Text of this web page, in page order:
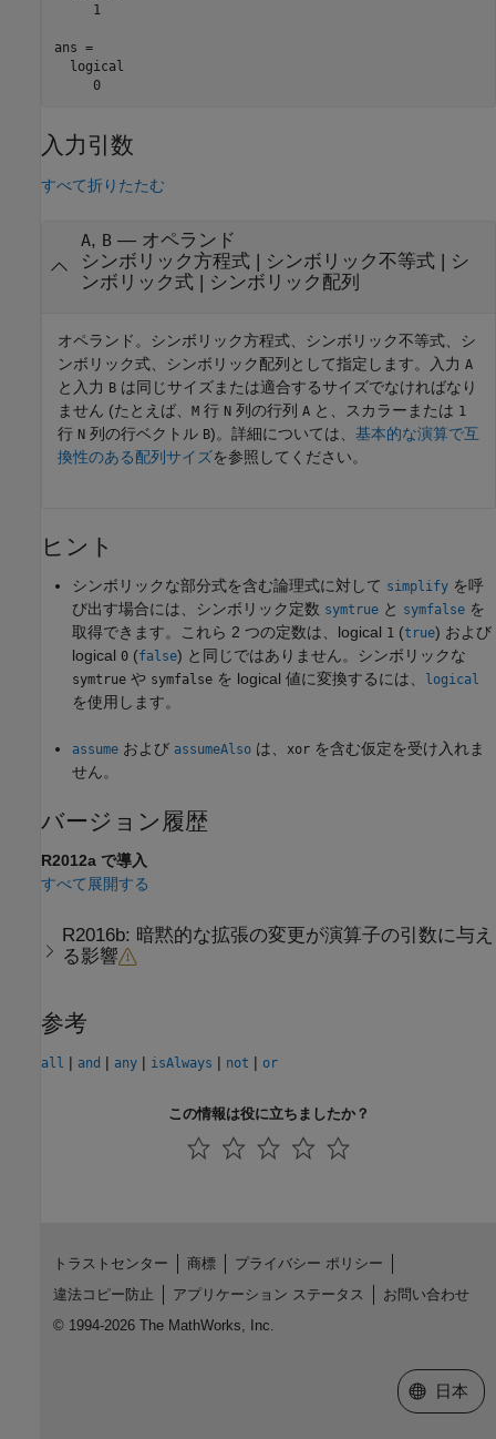
     1
ans =
  logical
     0
入力引数
すべて折りたたむ
A, B— オペランド
シンボリック方程式 | シンボリック不等式 | シ
ンボリック式 | シンボリック配列
オペランド。シンボリック方程式、シンボリック不等式、シ
ンボリック式、シンボリック配列として指定します。入力 A
と入力 B は同じサイズまたは適合するサイズでなければなり
ません (たとえば、 M 行 N 列の行列 A と、スカラーまたは 1
行 N 列の行ベクトル B)。詳細については、 基本的な演算で互
換性のある配列サイズを参照してください。
ヒント
シンボリックな部分式を含む論理式に対して simplify を呼
び出す場合には、シンボリック定数 symtrue と symfalse を
取得できます。これら 2 つの定数は、logical 1 (true) および
logical 0 (false) と同じではありません。シンボリックな
symtrue や symfalse を logical 値に変換するには、 logical
を使用します。
assume および assumeAlso は、 xor を含む仮定を受け入れま
せん。
バージョン履歴
R2012a で導入
すべて展開する
R2016b: 暗黙的な拡張の変更が演算子の引数に与え
る影響
参考
all | and | any | isAlways | not | or
この情報は役に立ちましたか？
トラストセンター 商標
プライバシー ポリシー
違法コピー防止
アプリケーション ステータス
お問い合わせ
© 1994-2026 The MathWorks, Inc.
Web サイ
日本